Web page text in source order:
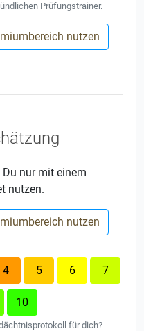
Prüfungstrainer.
nutzen
nur mit einem
nutzen.
nutzen
4 5 6 7
10
für dich?